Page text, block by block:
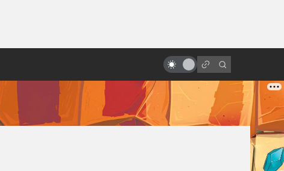
тёмного фэнтези от Disney